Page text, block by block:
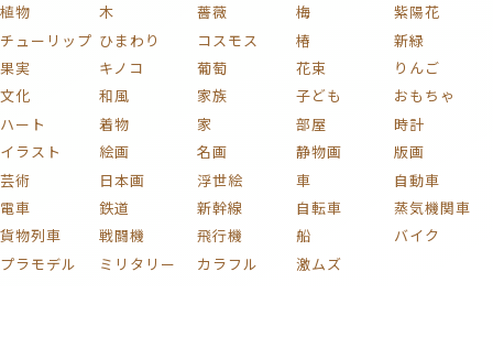
植物
木 薔薇 梅
紫陽花
チューリップ ひまわり コスモス 椿
新緑
果実
キノコ 葡萄 花束
りんご
文化
和風 家族 子ども
おもちゃ
ハート
着物 家 部屋
時計
イラスト
絵画 名画 静物画
版画
芸術
日本画 浮世絵 車
自動車
電車
鉄道 新幹線 自転車
蒸気機関車
貨物列車
戦闘機 飛行機 船
バイク
プラモデル
ミリタリー カラフル 激ムズ